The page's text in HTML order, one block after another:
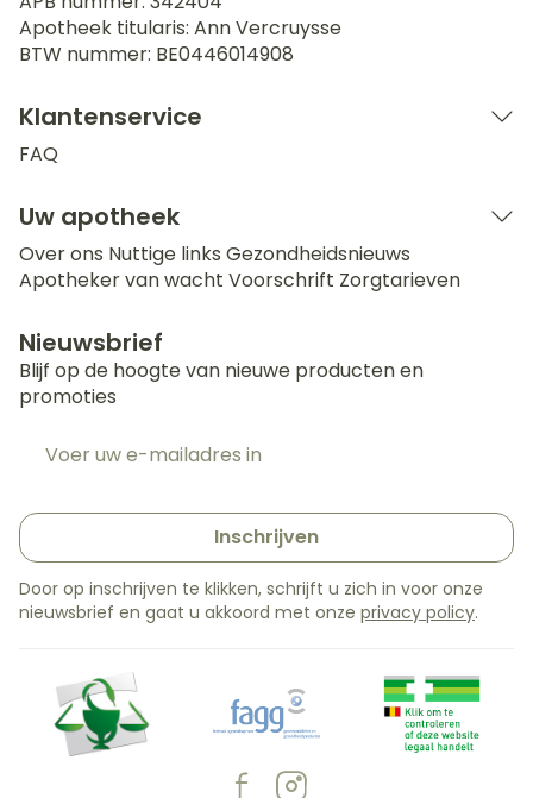
Apotheek titularis: Ann Vercruysse
BTW nummer: BE0446014908
Klantenservice
FAQ
Uw apotheek
Over ons Nuttige links Gezondheidsnieuws
Apotheker van wacht Voorschrift Zorgtarieven
Nieuwsbrief
Blijf op de hoogte van nieuwe producten en
promoties
Inschrijven
Door op inschrijven te klikken, schrijft u zich in voor onze
nieuwsbrief en gaat u akkoord met onze privacy policy.